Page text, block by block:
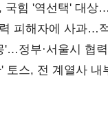
국힘 '역선택' 대상
피해자에 사과…
'…정부·서울시 협
토스, 전 계열사 내